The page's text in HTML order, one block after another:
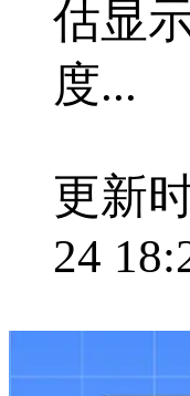
估显
度...
更新
24